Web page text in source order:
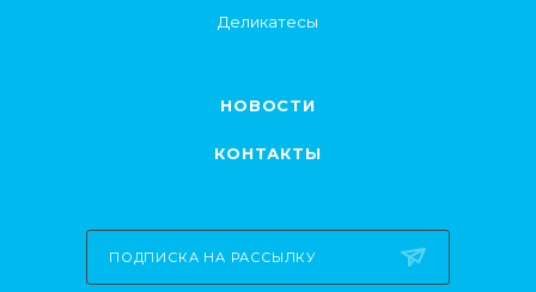
Деликатесы
НОВОСТИ
КОНТАКТЫ
ПОДПИСКА НА РАССЫЛКУ